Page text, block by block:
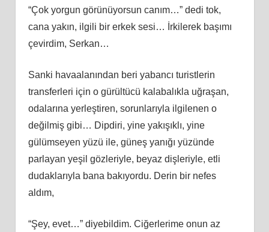
“Çok yorgun görünüyorsun canım…” dedi tok,
cana yakın, ilgili bir erkek sesi… İrkilerek başımı
çevirdim, Serkan…
Sanki havaalanından beri yabancı turistlerin
transferleri için o gürültücü kalabalıkla uğraşan,
odalarına yerleştiren, sorunlarıyla ilgilenen o
değilmiş gibi… Dipdiri, yine yakışıklı, yine
gülümseyen yüzü ile, güneş yanığı yüzünde
parlayan yeşil gözleriyle, beyaz dişleriyle, etli
dudaklarıyla bana bakıyordu. Derin bir nefes
aldım,
“Şey, evet…” diyebildim. Ciğerlerime onun az